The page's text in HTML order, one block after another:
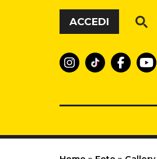
Vai al contenuto
ACCEDI